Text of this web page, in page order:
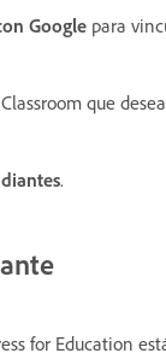
Google para
que
.
for Education